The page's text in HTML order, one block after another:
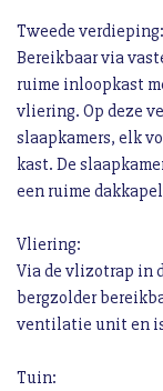
Tweede verdieping:
Bereikbaar via
ruime inloopkast
vliering. Op deze
slaapkamers, elk
kast. De
een ruime
Vliering:
Via de vlizotrap in
bergzolder
ventilatie unit en
Tuin: